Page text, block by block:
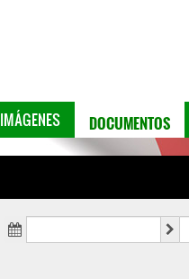
IMÁGENES DOCUMENTOS